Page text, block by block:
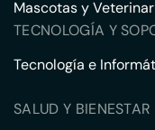
Mascotas y
TECNOLOGÍA Y
Tecnología e
SALUD Y BIENESTAR